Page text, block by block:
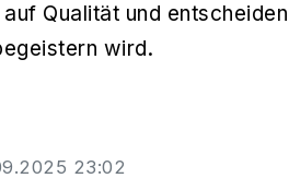
Qualität und
wird.
23:02